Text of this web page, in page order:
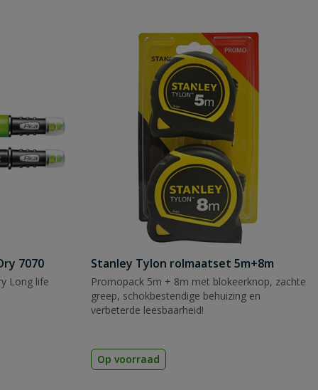
7070
Long life
Stanley Tylon rolmaatset 5m+8m
Promopack 5m + 8m met blokeerknop, zachte
greep, schokbestendige behuizing en
verbeterde leesbaarheid!
Op voorraad